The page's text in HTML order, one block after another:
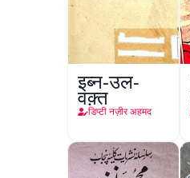
इब्न-उल-
वक़्त
डिप्टी नज़ीर अहमद